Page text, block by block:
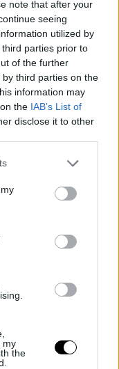
note that after your
seeing
utilized by
parties prior to
of the further
third parties on the
information may
the IAB’s List of
disclose it to other
my
the
nagyon
két övet nyer,
ezt megtették,
lettek
sem. Pereira
mert
ami őrület,
Ha több
szerintem
egészségesebb
jobb.
épp nincs
MERT